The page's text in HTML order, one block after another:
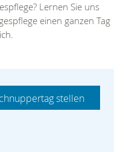
Lernen Sie uns
einen ganzen Tag